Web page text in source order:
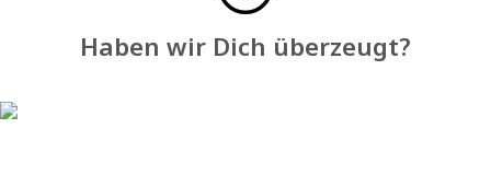
Haben wir Dich überzeugt?